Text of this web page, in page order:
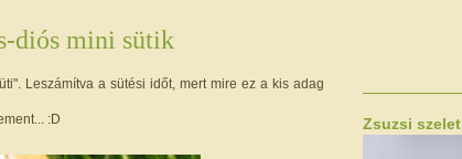
diós mini sütik
Leszámítva a sütési időt, mert mire ez a kis adag
:D
Zsuzsi szelet